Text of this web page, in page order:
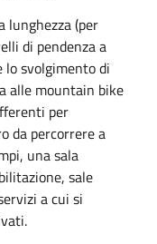
lunghezza (per
di pendenza a
lo svolgimento di
alle mountain bike
per
da percorrere a
una sala
sale
a cui si